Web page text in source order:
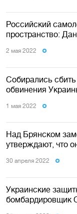
Российский
пространство:
2 мая 2022
Собирались
обвинения
1 мая 2022
Над Брянском
утверждают, что
30 апреля 2022
Украинские
бомбардировщик